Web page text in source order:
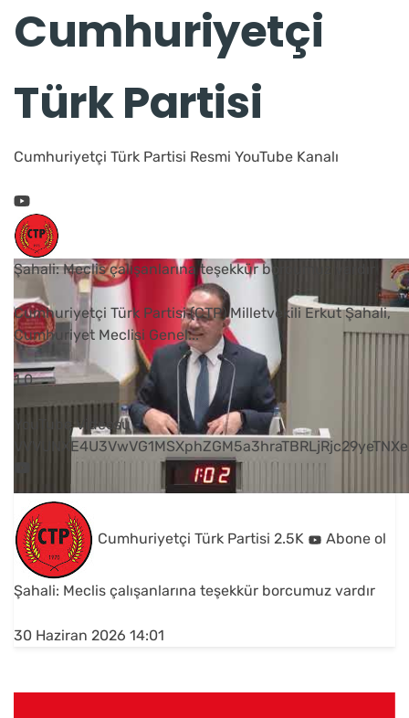
Cumhuriyetçi
Türk Partisi
Cumhuriyetçi Türk Partisi Resmi YouTube Kanalı
Şahali: Meclis çalışanlarına teşekkür borcumuz vardır
Cumhuriyetçi Türk Partisi (CTP) Milletvekili Erkut Şahali,
Cumhuriyet Meclisi Genel...
1 0
YouTube Videosu
Cumhuriyetçi Türk Partisi 2.5K Abone ol
Şahali: Meclis çalışanlarına teşekkür borcumuz vardır
30 Haziran 2026 14:01